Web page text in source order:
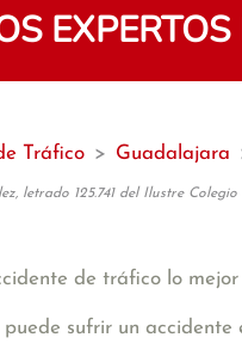
Tráfico > Guadalajara
letrado 125.741 del Ilustre
de tráfico lo
sufrir un accidente